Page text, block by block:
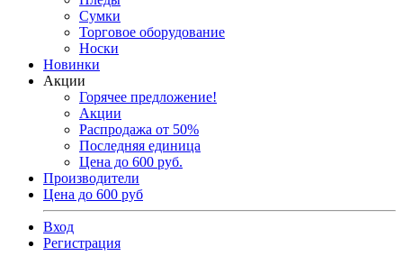
Сумки
Торговое оборудование
Носки
Новинки
Акции
Горячее предложение!
Акции
Распродажа от 50%
Последняя единица
Цена до 600 руб.
Производители
Цена до 600 руб
Вход
Регистрация